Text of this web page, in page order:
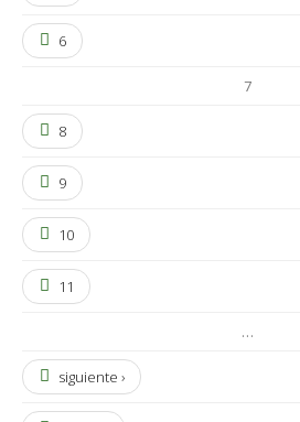
6
7
8
9
10
11
…
siguiente ›